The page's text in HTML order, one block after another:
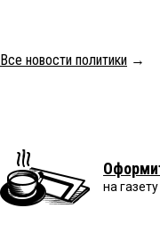
Все новости политики →
на